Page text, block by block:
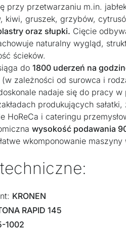
przy przetwarzaniu m.in.
kiwi, gruszek, grzybów,
oraz słupki. Cięcie
naturalny wygląd,
ścieków.
do 1800 uderzeń na
(w zależności od surowca i
nadaje się do pracy
produkujących
HoReCa i cateringu
wysokość podawania
wkomponowanie
KRONEN
RAPID 145
1002
Wykorzystujemy pliki
w naszej witrynie.
reklamowym i
uzyskanymi podczas
Niezbędne
zamierzony sposób
Pliki cookie
strony, np.